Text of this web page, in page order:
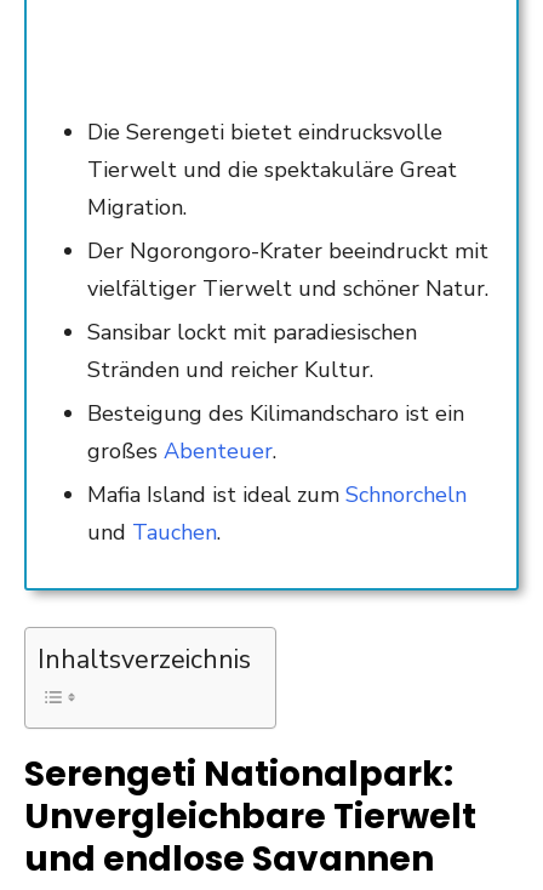
Die Serengeti bietet eindrucksvolle
Tierwelt und die spektakuläre Great
Migration.
Der Ngorongoro-Krater beeindruckt mit
vielfältiger Tierwelt und schöner Natur.
Sansibar lockt mit paradiesischen
Stränden und reicher Kultur.
Besteigung des Kilimandscharo ist ein
großes Abenteuer.
Mafia Island ist ideal zum Schnorcheln
und Tauchen.
Inhaltsverzeichnis
Serengeti Nationalpark:
Unvergleichbare Tierwelt
und endlose Savannen